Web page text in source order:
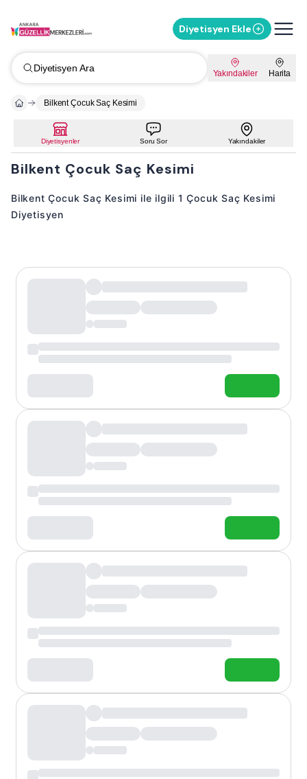
Diyetisyen Ekle
Diyetisyen Ara Yakındakiler Harita
Bilkent Çocuk Saç Kesimi
Diyetisyenler Soru Sor Yakındakiler
Bilkent Çocuk Saç Kesimi
Bilkent Çocuk Saç Kesimi ile ilgili 1 Çocuk Saç Kesimi
Diyetisyen